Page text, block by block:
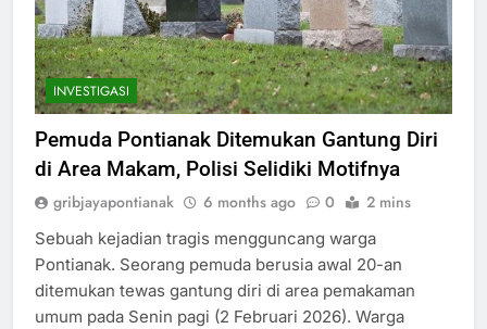
INVESTIGASI
Pemuda Pontianak Ditemukan Gantung Diri
di Area Makam, Polisi Selidiki Motifnya
gribjayapontianak 6 months ago 0 2 mins
Sebuah kejadian tragis mengguncang warga
Pontianak. Seorang pemuda berusia awal 20-an
ditemukan tewas gantung diri di area pemakaman
umum pada Senin pagi (2 Februari 2026). Warga